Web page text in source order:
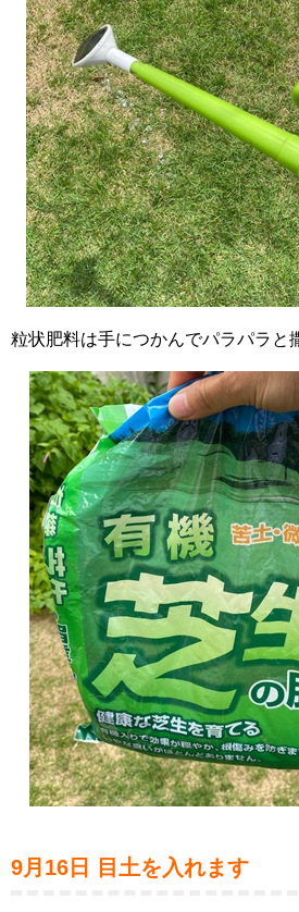
粒状肥料は手につかんでパラパラと
9月16日 目土を入れます